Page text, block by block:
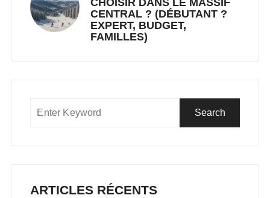
CHOISIR DANS LE MASSIF
CENTRAL ? (DÉBUTANT ?
EXPERT, BUDGET,
FAMILLES)
ARTICLES RÉCENTS